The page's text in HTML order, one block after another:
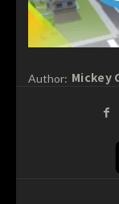
Author: Mickey